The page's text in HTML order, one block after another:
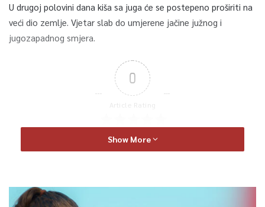
U drugoj polovini dana kiša sa juga će se postepeno proširiti na
veći dio zemlje. Vjetar slab do umjerene jačine južnog i
jugozapadnog smjera.
0
Article Rating
Show More